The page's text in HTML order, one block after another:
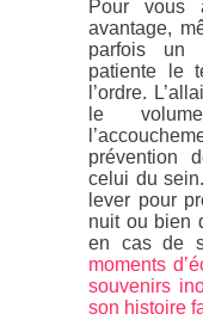
Pour vous
avantage,
parfois un
patiente le
l’ordre.
le
prévention
celui du
lever pour
nuit ou bien
en cas de
moments
souvenirs
son histoire